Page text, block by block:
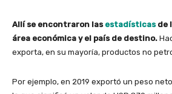
Allí se encontraron las estadísticasde
área económica y el país de destino.
exporta, en su mayoría, productos no
Por ejemplo, en 2019 exportó un peso neto